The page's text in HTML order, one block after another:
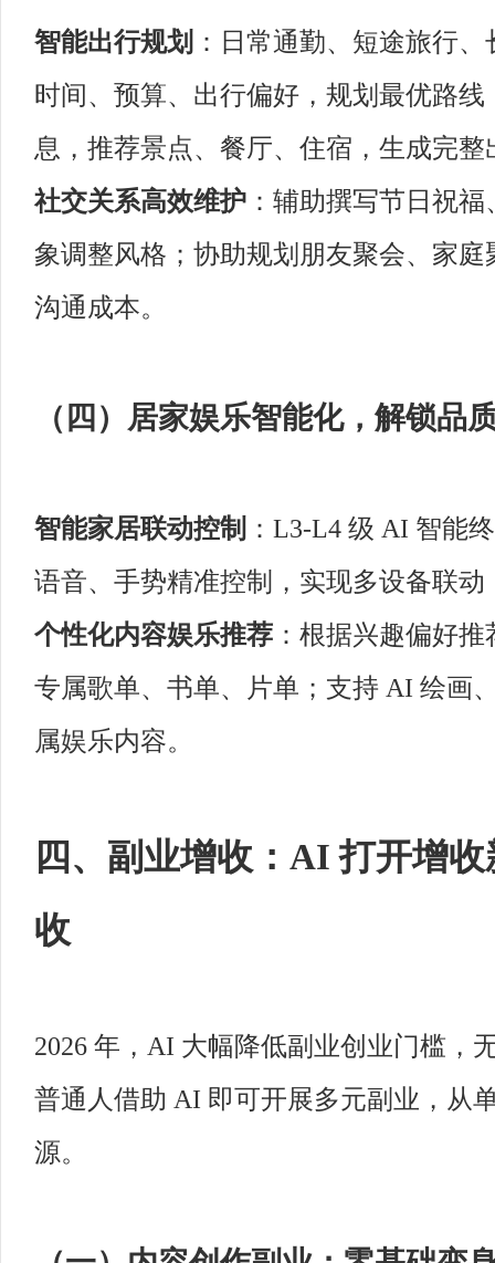
智能出行规划 ：日常通勤、短途旅行
时间、预算、出行偏好，规划最优路
息，推荐景点、餐厅、住宿，生成完整
社交关系高效维护 ：辅助撰写节日祝
象调整风格；协助规划朋友聚会、家
沟通成本。
（四）居家娱乐智能化，解锁品
智能家居联动控制 ：L3-L4 级 AI 智能
语音、手势精准控制，实现多设备联
个性化内容娱乐推荐 ：根据兴趣偏好
专属歌单、书单、片单；支持 AI 绘画
属娱乐内容。
四、副业增收：AI 打开增
收
2026 年，AI 大幅降低副业创业门槛，
普通人借助 AI 即可开展多元副业，从
源。